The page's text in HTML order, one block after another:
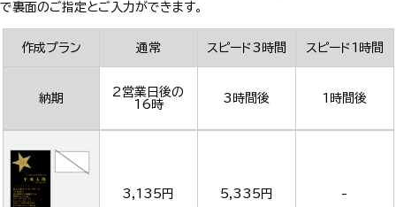
で裏面のご指定とご入力ができます。
作成プラン 通常 スピード3時間 スピード1時間
納期
2営業日後の
16時
3時間後 1時間後
3,135円 5,335円 -